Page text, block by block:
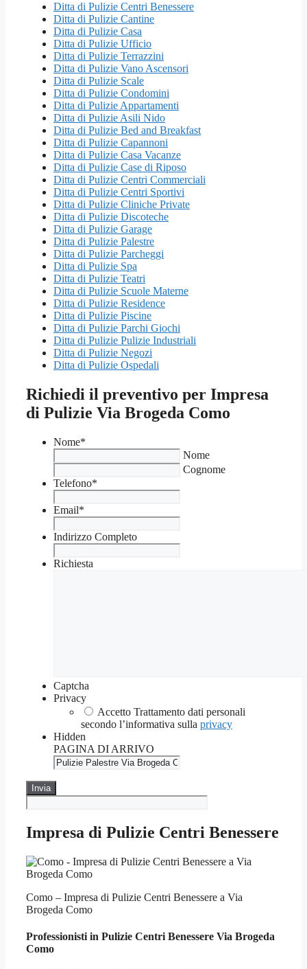
Ditta di Pulizie Centri Benessere
Ditta di Pulizie Cantine
Ditta di Pulizie Casa
Ditta di Pulizie Ufficio
Ditta di Pulizie Terrazzini
Ditta di Pulizie Vano Ascensori
Ditta di Pulizie Scale
Ditta di Pulizie Condomini
Ditta di Pulizie Appartamenti
Ditta di Pulizie Asili Nido
Ditta di Pulizie Bed and Breakfast
Ditta di Pulizie Capannoni
Ditta di Pulizie Casa Vacanze
Ditta di Pulizie Case di Riposo
Ditta di Pulizie Centri Commerciali
Ditta di Pulizie Centri Sportivi
Ditta di Pulizie Cliniche Private
Ditta di Pulizie Discoteche
Ditta di Pulizie Garage
Ditta di Pulizie Palestre
Ditta di Pulizie Parcheggi
Ditta di Pulizie Spa
Ditta di Pulizie Teatri
Ditta di Pulizie Scuole Materne
Ditta di Pulizie Residence
Ditta di Pulizie Piscine
Ditta di Pulizie Parchi Giochi
Ditta di Pulizie Pulizie Industriali
Ditta di Pulizie Negozi
Ditta di Pulizie Ospedali
Richiedi il preventivo per Impresa
di Pulizie Via Brogeda Como
Nome*
Nome
Cognome
Telefono*
Email*
Indirizzo Completo
Richiesta
Captcha
Privacy
Accetto Trattamento dati personali
secondo l’informativa sulla privacy
Hidden
PAGINA DI ARRIVO
Impresa di Pulizie Centri Benessere
Como – Impresa di Pulizie Centri Benessere a Via
Brogeda Como
Professionisti in Pulizie Centri Benessere Via Brogeda
Como